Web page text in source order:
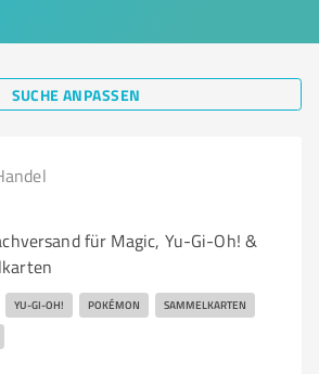
SUCHE ANPASSEN
für Magic, Yu-Gi-Oh! &
YU-GI-OH! POKÉMON SAMMELKARTEN